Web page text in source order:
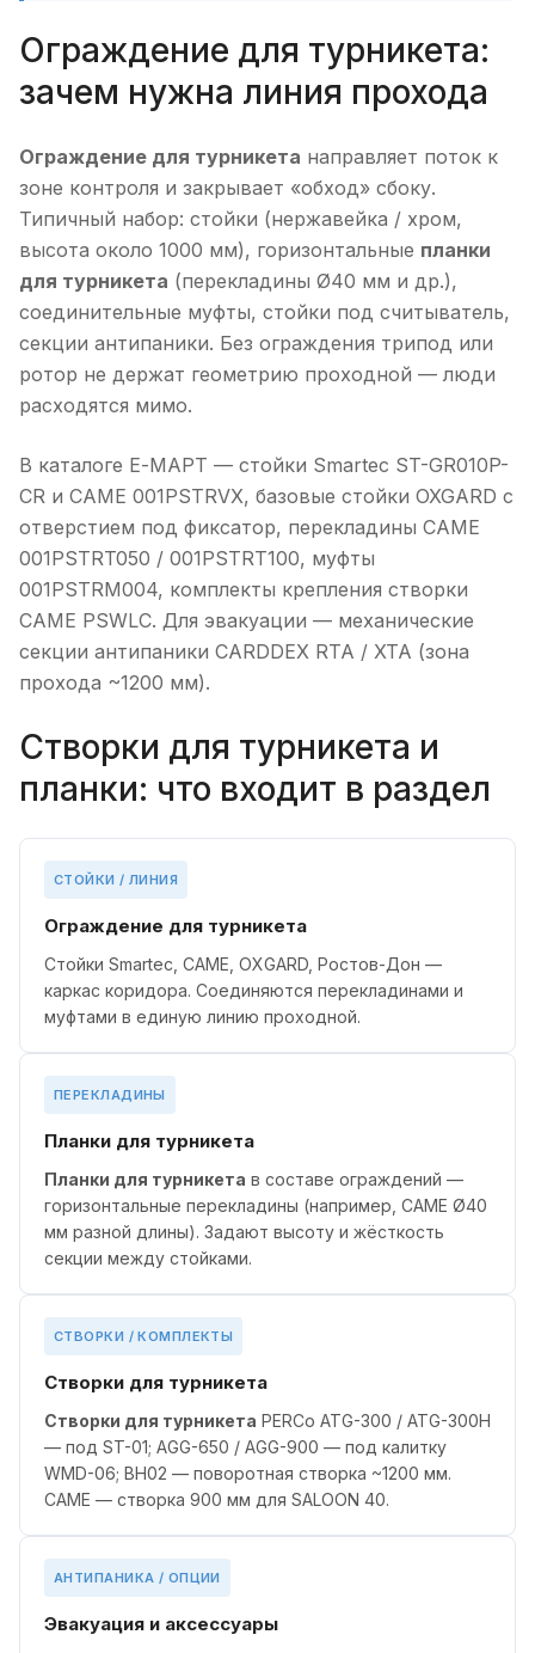
Ограждение для турникета:
зачем нужна линия прохода
Ограждение для турникета направляет поток к
зоне контроля и закрывает «обход» сбоку.
Типичный набор: стойки (нержавейка / хром,
высота около 1000 мм), горизонтальные планки
для турникета (перекладины Ø40 мм и др.),
соединительные муфты, стойки под считыватель,
секции антипаники. Без ограждения трипод или
ротор не держат геометрию проходной — люди
расходятся мимо.
В каталоге Е-МАРТ — стойки Smartec ST-GR010P-
CR и CAME 001PSTRVX, базовые стойки OXGARD с
отверстием под фиксатор, перекладины CAME
001PSTRT050 / 001PSTRT100, муфты
001PSTRM004, комплекты крепления створки
CAME PSWLC. Для эвакуации — механические
секции антипаники CARDDEX RTA / XTA (зона
прохода ~1200 мм).
Створки для турникета и
планки: что входит в раздел
СТОЙКИ / ЛИНИЯ
Ограждение для турникета
Стойки Smartec, CAME, OXGARD, Ростов-Дон —
каркас коридора. Соединяются перекладинами и
муфтами в единую линию проходной.
ПЕРЕКЛАДИНЫ
Планки для турникета
Планки для турникета в составе ограждений —
горизонтальные перекладины (например, CAME Ø40
мм разной длины). Задают высоту и жёсткость
секции между стойками.
СТВОРКИ / КОМПЛЕКТЫ
Створки для турникета
Створки для турникета PERCo ATG-300 / ATG-300H
— под ST-01; AGG-650 / AGG-900 — под калитку
WMD-06; BH02 — поворотная створка ~1200 мм.
CAME — створка 900 мм для SALOON 40.
АНТИПАНИКА / ОПЦИИ
Эвакуация и аксессуары